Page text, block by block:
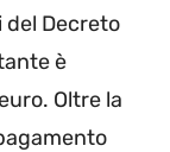
del Decreto
è
Oltre la